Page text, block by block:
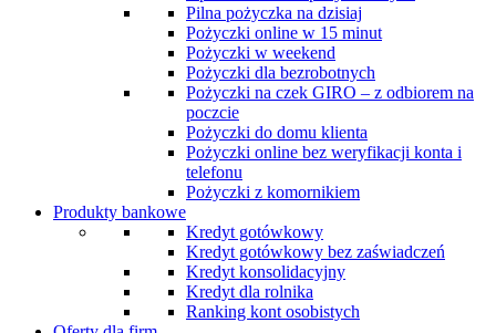
Pilna pożyczka na dzisiaj
Pożyczki online w 15 minut
Pożyczki w weekend
Pożyczki dla bezrobotnych
Pożyczki na czek GIRO – z odbiorem na
poczcie
Pożyczki do domu klienta
Pożyczki online bez weryfikacji konta i
telefonu
Pożyczki z komornikiem
Produkty bankowe
Kredyt gotówkowy
Kredyt gotówkowy bez zaświadczeń
Kredyt konsolidacyjny
Kredyt dla rolnika
Ranking kont osobistych